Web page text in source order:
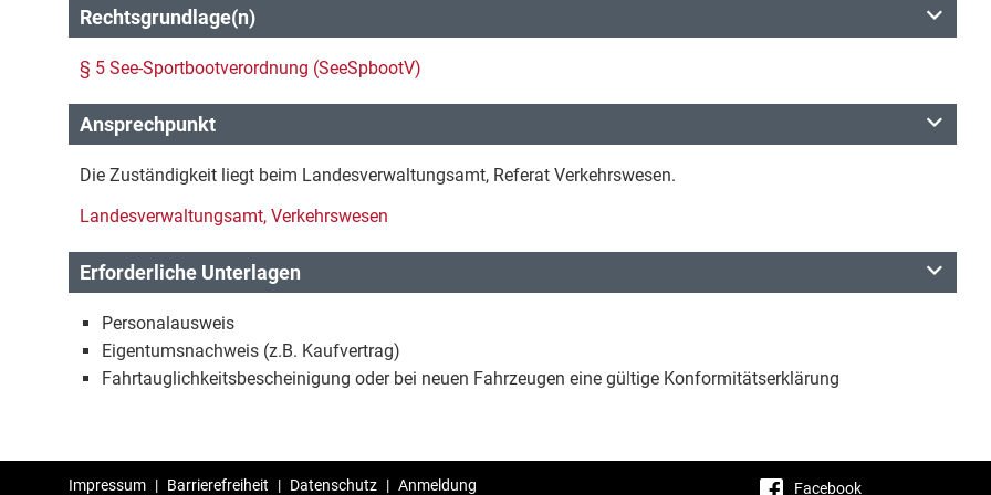
Rechtsgrundlage(n)
§ 5 See-Sportbootverordnung (SeeSpbootV)
Ansprechpunkt
Die Zuständigkeit liegt beim Landesverwaltungsamt, Referat Verkehrswesen.
Landesverwaltungsamt, Verkehrswesen
Erforderliche Unterlagen
Personalausweis
Eigentumsnachweis (z.B. Kaufvertrag)
Fahrtauglichkeitsbescheinigung oder bei neuen Fahrzeugen eine gültige Konformitätserklärung
Impressum | Barrierefreiheit | Datenschutz | Anmeldung Facebook